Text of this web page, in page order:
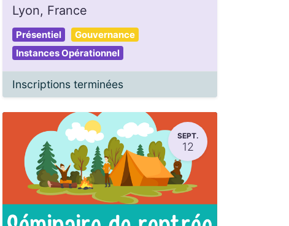
Lyon, France
Présentiel
Gouvernance
Instances Opérationnel
Inscriptions terminées
SEPT.
12